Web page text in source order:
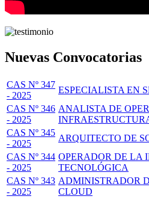
Nuevas Convocatorias
CAS Nº 347
- 2025
ESPECIALISTA EN
CAS Nº 346
- 2025
ANALISTA DE
CAS Nº 345
- 2025
ARQUITECTO DE
CAS Nº 344
- 2025
OPERADOR DE LA
TECNOLÓGICA
CAS Nº 343
- 2025
ADMINISTRADOR
CLOUD